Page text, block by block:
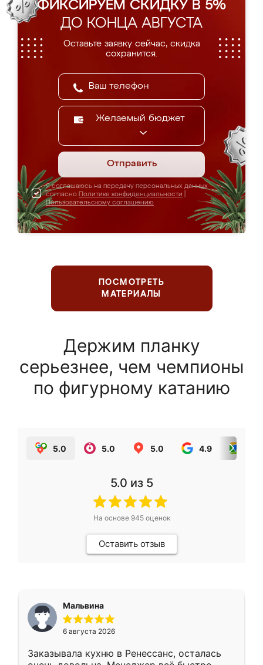
ФИКСИРУЕМ СКИДКУ В 5%
ДО КОНЦА АВГУСТА
Оставьте заявку сейчас, скидка
сохранится.
Желаемый бюджет
Отправить
Я соглашаюсь на передачу персональных данных
согласно Политике конфиденциальности
Пользовательскому соглашению
ПОСМОТРЕТЬ
МАТЕРИАЛЫ
Держим планку
серьезнее, чем чемпионы
по фигурному катанию
5.0 5.0 5.0 4.9
5.0 из 5
На основе 945оценок
Оставить отзыв
Мальвина
6 августа 2026
Заказывала кухню в Ренессанс, осталась